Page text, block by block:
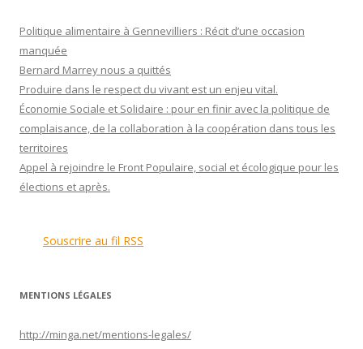
Politique alimentaire à Gennevilliers : Récit d’une occasion
manquée
Bernard Marrey nous a quittés
Produire dans le respect du vivant est un enjeu vital.
Économie Sociale et Solidaire : pour en finir avec la politique de
complaisance, de la collaboration à la coopération dans tous les
territoires
Appel à rejoindre le Front Populaire, social et écologique pour les
élections et après.
Souscrire au fil RSS
MENTIONS LÉGALES
http://minga.net/mentions-legales/